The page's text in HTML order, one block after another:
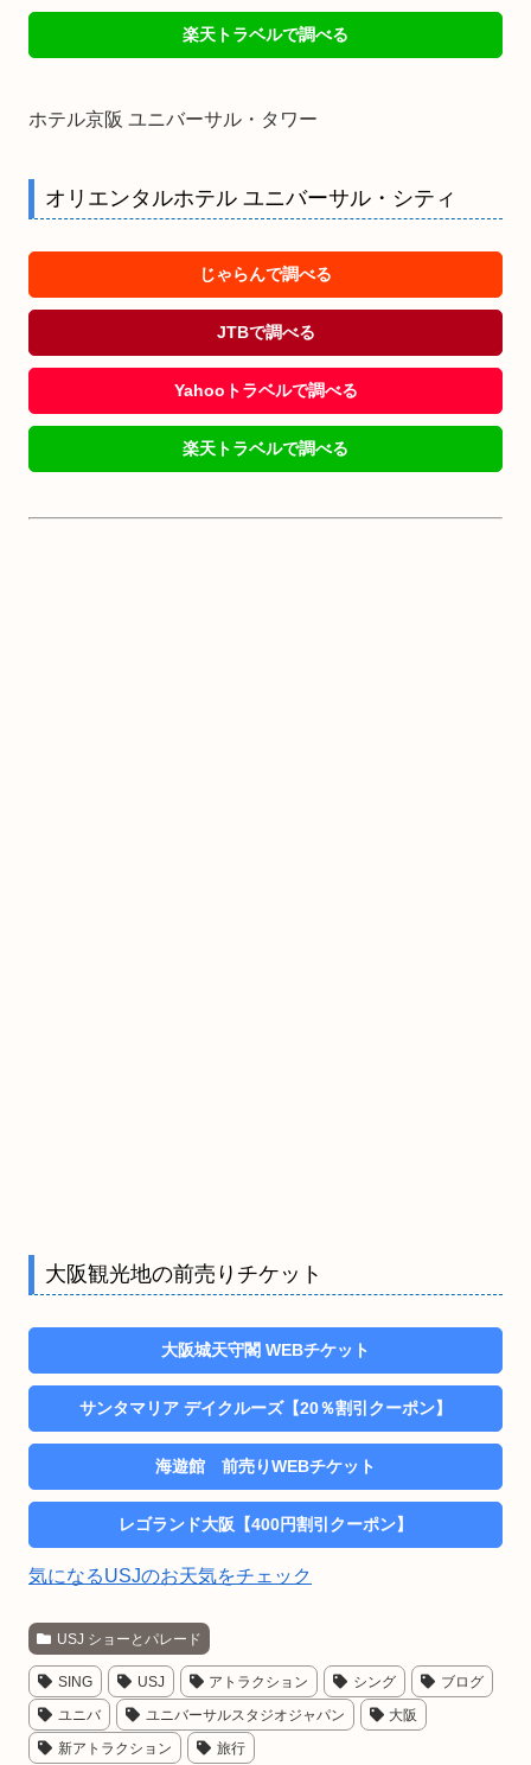
楽天トラベルで調べる
ホテル京阪 ユニバーサル・タワー
オリエンタルホテル ユニバーサル・シティ
じゃらんで調べる
JTBで調べる
Yahooトラベルで調べる
楽天トラベルで調べる
大阪観光地の前売りチケット
大阪城天守閣 WEBチケット
サンタマリア デイクルーズ【20％割引クーポン】
海遊館 前売りWEBチケット
レゴランド大阪【400円割引クーポン】
気になるUSJのお天気をチェック
USJ ショーとパレード
SING USJ アトラクション シング
ブログ
ユニバ
ユニバーサルスタジオジャパン
大阪
新アトラクション
旅行